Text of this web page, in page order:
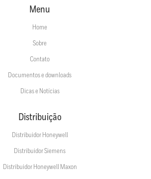
Menu
Home
Sobre
Contato
Documentos e downloads
Dicas e Notícias
Distribuição
Distribuidor Honeywell
Distribuidor Siemens
Distribuidor Honeywell Maxon